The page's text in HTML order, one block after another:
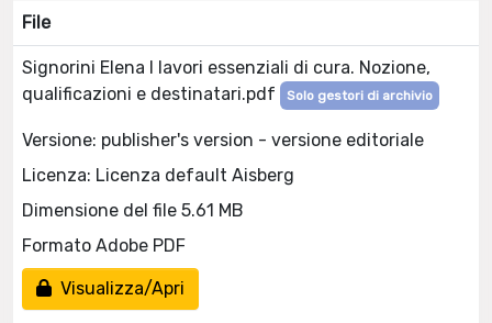
File
Signorini Elena I lavori essenziali di cura. Nozione,
qualificazioni e destinatari.pdf
Solo gestori di archivio
Versione: publisher's version - versione editoriale
Licenza: Licenza default Aisberg
Dimensione del file 5.61 MB
Formato Adobe PDF
Visualizza/Apri